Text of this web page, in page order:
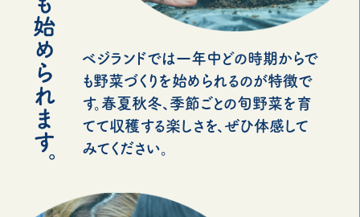
ベジランドでは一年中どの時期からで
も野菜づくりを始められるのが特徴で
す。春夏秋冬、季節ごとの旬野菜を育
てて収穫する楽しさを、ぜひ体感して
みてください。